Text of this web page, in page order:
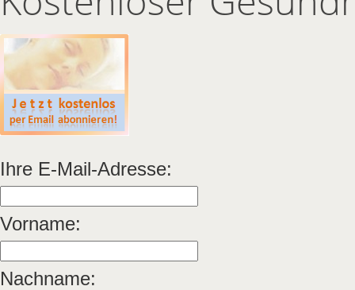
Ihre E-Mail-Adresse:
Vorname:
Nachname: